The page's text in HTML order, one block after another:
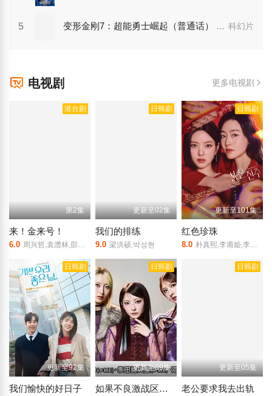
5 科幻片
变形金刚7：超能勇士崛起（普通话） 美国 / 2023
电视剧 更多电视剧
港台剧
第2集
来！金来号！
6.0 周兴哲,袁澧林,邵雨薇,林思宇,黄冠智,王识贤,林敬伦,吴思贤,叶子绮
日韩剧
更新至02集
我们的排练
9.0 梁洪硕,박성현
日韩剧
更新至101集
红色珍珠
8.0 朴真熙,李甫姫,李元宗,韩振熙,李应敬,李代延,金惠仙,金宣敬,이정용,채빈
日韩剧
更新至92集
我们愉快的好日子
日韩剧
更新至09集
如果不良激战区的四天王转生成了偶像团体
日韩剧
更新至05集
老公要求我去出轨